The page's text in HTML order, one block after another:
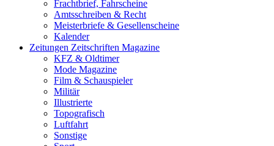
Frachtbrief, Fahrscheine
Amtsschreiben & Recht
Meisterbriefe & Gesellenscheine
Kalender
Zeitungen Zeitschriften Magazine
KFZ & Oldtimer
Mode Magazine
Film & Schauspieler
Militär
Illustrierte
Topografisch
Luftfahrt
Sonstige